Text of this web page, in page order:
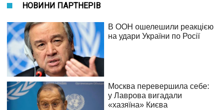
НОВИНИ ПАРТНЕРІВ